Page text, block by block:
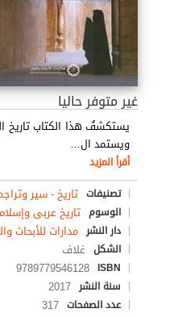
غير متوفر حاليا
يستكشفُ هذا الكتاب تاريخ
ويستمد ال…
أقرأ المزيد
تصنيفات تاريخ - سير
الوسوم تاريخ عربى
دار النشر مدارات للأبحاث
الشكل غلاف
ISBN
9789779546128
سنة النشر 2017
عدد الصفحات 317